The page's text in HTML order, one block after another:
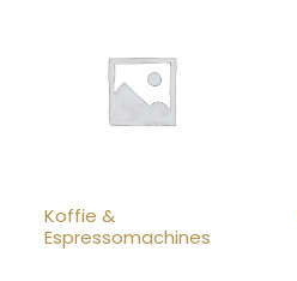
Koffie &
Espressomachines